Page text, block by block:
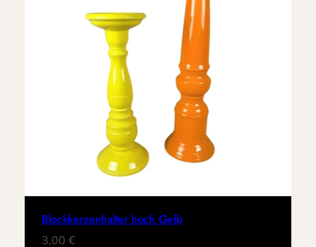
Blockkerzenhalter hoch Gelb
3,00 €